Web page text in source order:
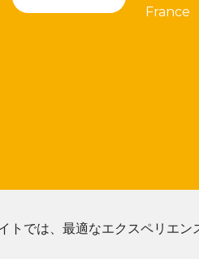
トでは、最適なエクスペリエ
France